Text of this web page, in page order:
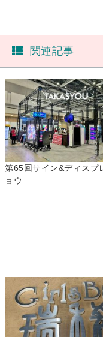
関連記事
第65回サイン&ディスプ
ョウ...